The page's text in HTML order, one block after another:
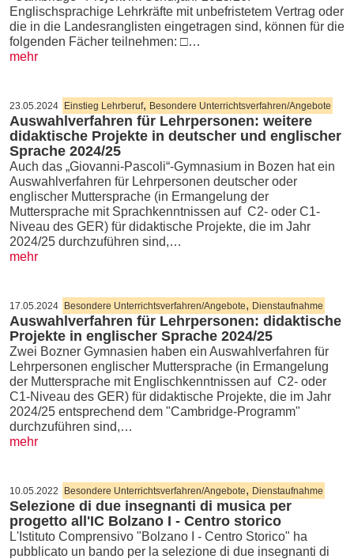
Englischsprachige Lehrkräfte mit unbefristetem Vertrag oder
die in die Landesranglisten eingetragen sind, können für die
folgenden Fächer teilnehmen: □…
mehr
23.05.2024 Einstieg Lehrberuf, Besondere Unterrichtsverfahren/Angebote
Auswahlverfahren für Lehrpersonen: weitere
didaktische Projekte in deutscher und englischer
Sprache 2024/25
Auch das „Giovanni-Pascoli“-Gymnasium in Bozen hat ein
Auswahlverfahren für Lehrpersonen deutscher oder
englischer Muttersprache (in Ermangelung der
Muttersprache mit Sprachkenntnissen auf C2- oder C1-
Niveau des GER) für didaktische Projekte, die im Jahr
2024/25 durchzuführen sind,…
mehr
17.05.2024 Besondere Unterrichtsverfahren/Angebote, Dienstaufnahme
Auswahlverfahren für Lehrpersonen: didaktische
Projekte in englischer Sprache 2024/25
Zwei Bozner Gymnasien haben ein Auswahlverfahren für
Lehrpersonen englischer Muttersprache (in Ermangelung
der Muttersprache mit Englischkenntnissen auf C2- oder
C1-Niveau des GER) für didaktische Projekte, die im Jahr
2024/25 entsprechend dem "Cambridge-Programm"
durchzuführen sind,…
mehr
10.05.2022 Besondere Unterrichtsverfahren/Angebote, Dienstaufnahme
Selezione di due insegnanti di musica per
progetto all'IC Bolzano I - Centro storico
L'Istituto Comprensivo "Bolzano I - Centro Storico" ha
pubblicato un bando per la selezione di due insegnanti di